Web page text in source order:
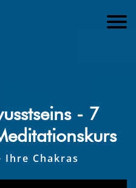
- 7
Chakras